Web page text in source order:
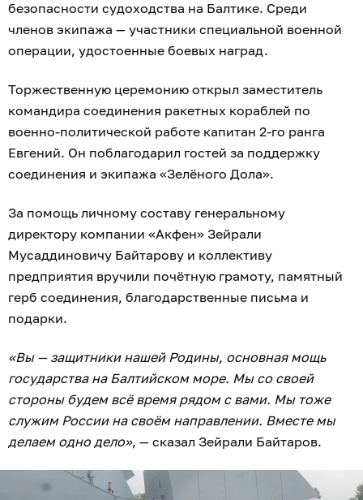
безопасности судоходства на Балтике. Среди
членов экипажа — участники специальной военной
операции, удостоенные боевых наград.
Торжественную церемонию открыл заместитель
командира соединения ракетных кораблей по
военно-политической работе капитан 2-го ранга
Евгений. Он поблагодарил гостей за поддержку
соединения и экипажа «Зелёного Дола».
За помощь личному составу генеральному
директору компании «Акфен» Зейрали
Мусаддиновичу Байтарову и коллективу
предприятия вручили почётную грамоту, памятный
герб соединения, благодарственные письма и
подарки.
«Вы — защитники нашей Родины, основная мощь
государства на Балтийском море. Мы со своей
стороны будем всё время рядом с вами. Мы тоже
служим России на своём направлении. Вместе мы
делаем одно дело», — сказал Зейрали Байтаров.